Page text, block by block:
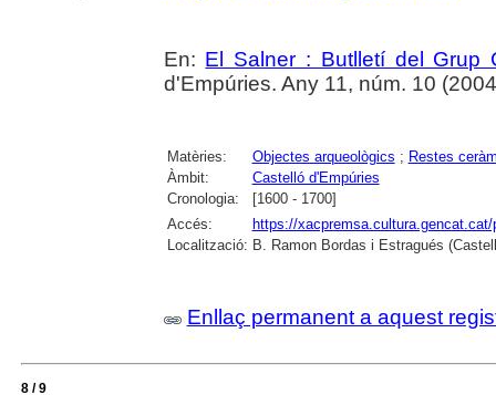
En: El Salner : Butlletí del Grup
d'Empúries. Any 11, núm. 10
Matèries: Objectes arqueològics ; Restes
Àmbit:
Castelló d'Empúries
Cronologia:
[1600 - 1700]
Accés:
https://xacpremsa.cultura.gencat.cat/
Localització: B. Ramon Bordas i Estragués
Enllaç permanent a aquest
8 / 9